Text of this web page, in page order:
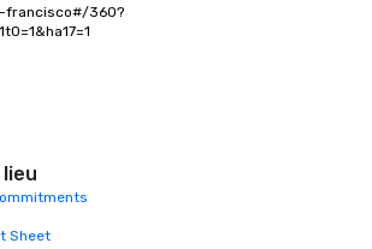
francisco#/360?
Sheet